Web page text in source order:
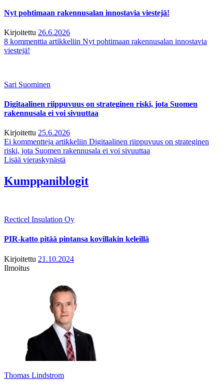
Nyt pohtimaan rakennusalan innostavia viestejä!
Kirjoitettu 26.6.2026
8 kommenttia artikkeliin Nyt pohtimaan rakennusalan innostavia
viestejä!
Sari Suominen
Digitaalinen riippuvuus on strateginen riski, jota Suomen
rakennusala ei voi sivuuttaa
Kirjoitettu 25.6.2026
Ei kommentteja artikkeliin Digitaalinen riippuvuus on strateginen
riski, jota Suomen rakennusala ei voi sivuuttaa
Lisää vieraskynästä
Kumppaniblogit
Recticel Insulation Oy
PIR-katto pitää pintansa kovillakin keleillä
Kirjoitettu 21.10.2024
Ilmoitus
Thomas Lindstrom